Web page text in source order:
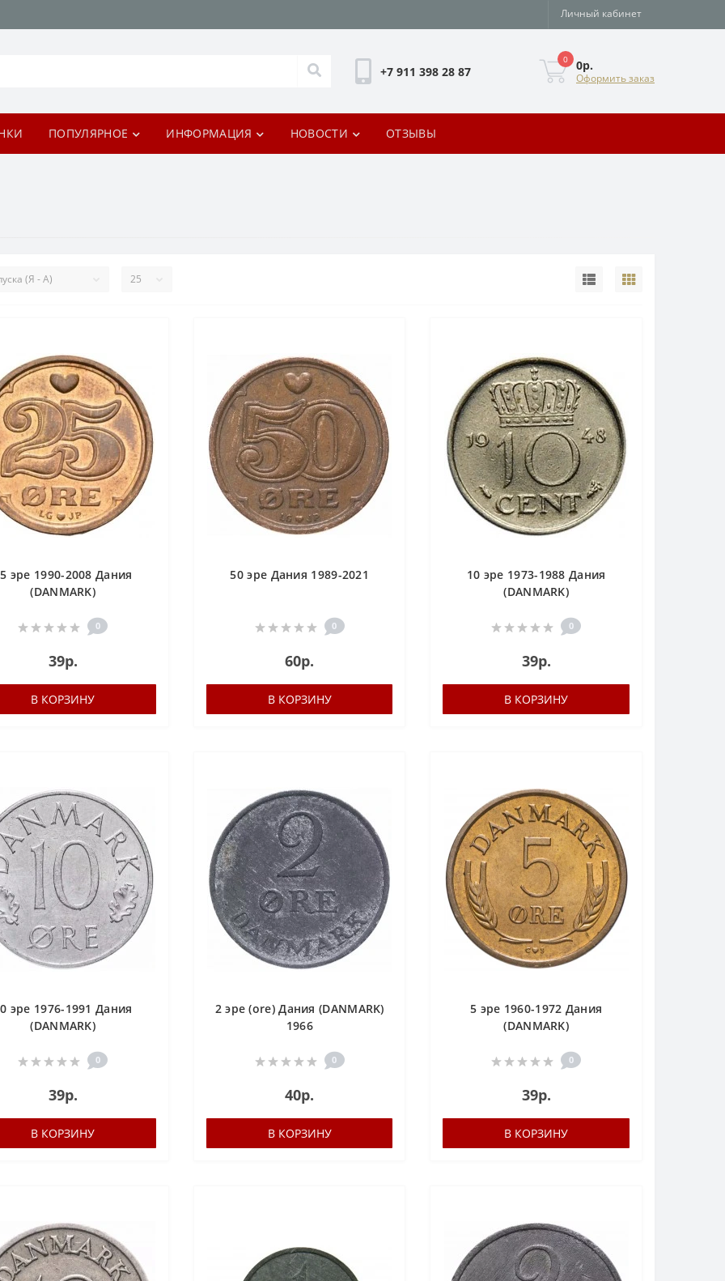
Личный кабинет
+7 911 398 28 87
0 0р.
Оформить заказ
ПОПУЛЯРНОЕ ИНФОРМАЦИЯ НОВОСТИ ОТЗЫВЫ
эре 1990-2008 Дания
(DANMARK)
0
39р.
В КОРЗИНУ
50 эре Дания 1989-2021
0
60р.
В КОРЗИНУ
10 эре 1973-1988 Дания
(DANMARK)
0
39р.
В КОРЗИНУ
эре 1976-1991 Дания
(DANMARK)
0
39р.
В КОРЗИНУ
2 эре (ore) Дания (DANMARK)
1966
0
40р.
В КОРЗИНУ
5 эре 1960-1972 Дания
(DANMARK)
0
39р.
В КОРЗИНУ